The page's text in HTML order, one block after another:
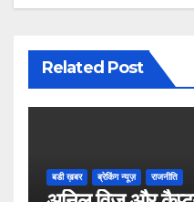
Related Post
बडी ख़बर ब्रेकिंग न्यूज़ राजनीति